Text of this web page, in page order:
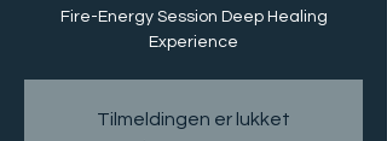
Fire-Energy Session Deep Healing
Experience
Tilmeldingen er lukket